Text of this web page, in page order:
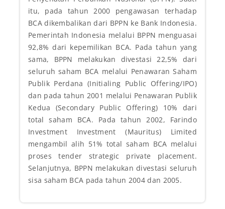
itu, pada tahun 2000 pengawasan terhadap
BCA dikembalikan dari BPPN ke Bank Indonesia.
Pemerintah Indonesia melalui BPPN menguasai
92,8% dari kepemilikan BCA. Pada tahun yang
sama, BPPN melakukan divestasi 22,5% dari
seluruh saham BCA melalui Penawaran Saham
Publik Perdana (Initialing Public Offering/IPO)
dan pada tahun 2001 melalui Penawaran Publik
Kedua (Secondary Public Offering) 10% dari
total saham BCA. Pada tahun 2002, Farindo
Investment Investment (Mauritus) Limited
mengambil alih 51% total saham BCA melalui
proses tender strategic private placement.
Selanjutnya, BPPN melakukan divestasi seluruh
sisa saham BCA pada tahun 2004 dan 2005.